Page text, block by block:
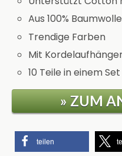
Aus 100%
Trendige Farben
Mit
10 Teile in einem Set
» ZUM
teilen